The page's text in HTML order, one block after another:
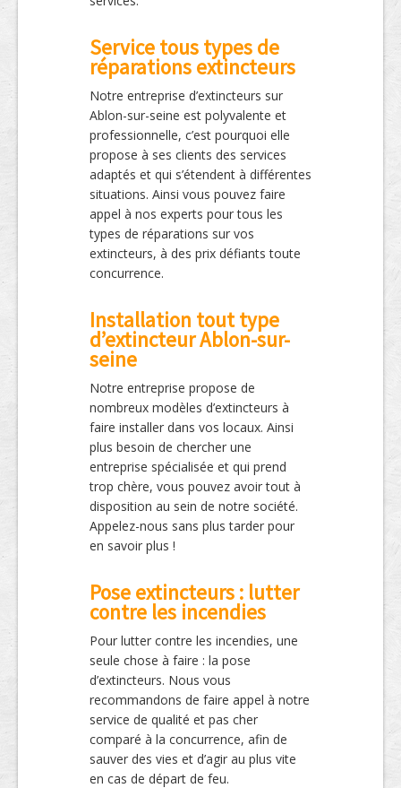
Service tous types de
réparations extincteurs
Notre entreprise d’extincteurs sur
Ablon-sur-seine est polyvalente et
professionnelle, c’est pourquoi elle
propose à ses clients des services
adaptés et qui s’étendent à différentes
situations. Ainsi vous pouvez faire
appel à nos experts pour tous les
types de réparations sur vos
extincteurs, à des prix défiants toute
concurrence.
Installation tout type
d’extincteur Ablon-sur-
seine
Notre entreprise propose de
nombreux modèles d’extincteurs à
faire installer dans vos locaux. Ainsi
plus besoin de chercher une
entreprise spécialisée et qui prend
trop chère, vous pouvez avoir tout à
disposition au sein de notre société.
Appelez-nous sans plus tarder pour
en savoir plus !
Pose extincteurs : lutter
contre les incendies
Pour lutter contre les incendies, une
seule chose à faire : la pose
d’extincteurs. Nous vous
recommandons de faire appel à notre
service de qualité et pas cher
comparé à la concurrence, afin de
sauver des vies et d’agir au plus vite
en cas de départ de feu.